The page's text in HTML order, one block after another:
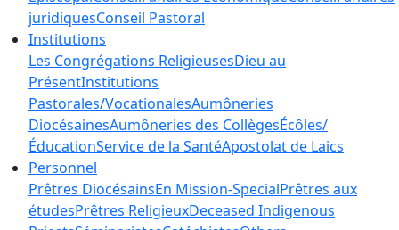
juridiquesConseil Pastoral
Institutions
Les Congrégations ReligieusesDieu au
PrésentInstitutions
Pastorales/VocationalesAumôneries
DiocésainesAumôneries des CollègesÉcôles/
ÉducationService de la SantéApostolat de Laics
Personnel
Prêtres DiocésainsEn Mission-SpecialPrêtres aux
étudesPrêtres ReligieuxDeceased Indigenous